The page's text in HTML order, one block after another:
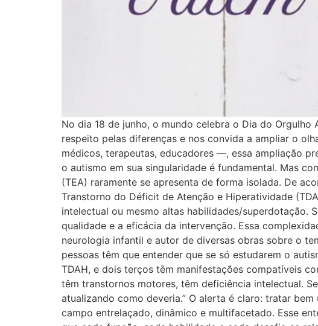
No dia 18 de junho, o mundo celebra o Dia do
respeito pelas diferenças e nos convida a ampliar o
médicos, terapeutas, educadores —, essa ampliação
o autismo em sua singularidade é fundamental. Mas
(TEA) raramente se apresenta de forma isolada. De
Transtorno do Déficit de Atenção e Hiperatividade
intelectual ou mesmo altas habilidades/superdotação.
qualidade e a eficácia da intervenção. Essa
neurologia infantil e autor de diversas obras sobre o
pessoas têm que entender que se só estudarem o
TDAH, e dois terços têm manifestações compatíveis
têm transtornos motores, têm deficiência intelectual.
atualizando como deveria.” O alerta é claro: tratar
campo entrelaçado, dinâmico e multifacetado. Esse